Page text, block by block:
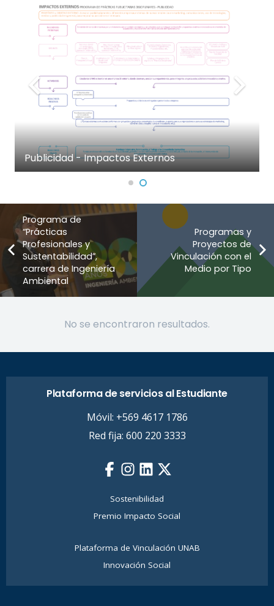
Publicidad - Impactos Externos
Programa de
“Prácticas
Profesionales y
Sustentabilidad”,
carrera de Ingeniería
Ambiental
Programas y
Proyectos de
Vinculación con el
Medio por Tipo
No se encontraron resultados.